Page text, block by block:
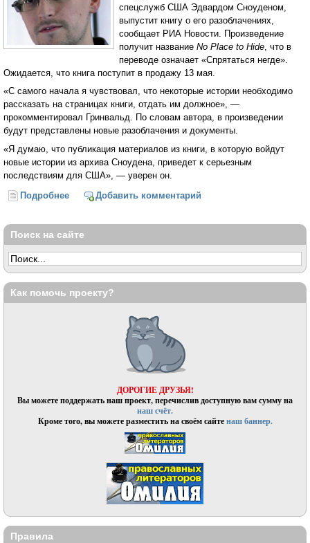
спецслужб США Эдвардом Сноуденом,
выпустит книгу о его разоблачениях,
сообщает РИА Новости. Произведение
получит название No Place to Hide , что в
переводе означает «Спрятаться негде».
Ожидается, что книга поступит в продажу 13 мая.
«С самого начала я чувствовал, что некоторые истории необходимо
рассказать на страницах книги, отдать им должное», —
прокомментировал Гринвальд. По словам автора, в произведении
будут представлены новые разоблачения и документы.
«Я думаю, что публикация материалов из книги, в которую войдут
новые истории из архива Сноудена, приведет к серьезным
последствиям для США», — уверен он.
Подробнее о Книга о разоблачениях Сноудена увидит свет в
Добавить комментарий
Поиск на сайте
Как помочь проекту?
ДОРОГИЕ ДРУЗЬЯ!
Вы можете поддержать наш проект, перечислив доступную вам сумму на
наш счёт.
Кроме того, вы можете разместить на своём сайтенаш баннер.
Правила